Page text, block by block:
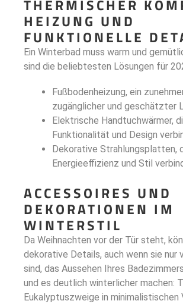
THERMISCHER
HEIZUNG UND
FUNKTIONELLE
Ein Winterbad muss warm und
sind die beliebtesten Lösungen für
Fußbodenheizung, ein
zugänglicher und geschätzter
Elektrische Handtuchwärmer,
Funktionalität und Design
Dekorative Strahlungsplatten,
Energieeffizienz und Stil
ACCESSOIRES UND
DEKORATIONEN IM
WINTERSTIL
Da Weihnachten vor der Tür steht,
dekorative Details, auch wenn sie nur
sind, das Aussehen Ihres
und es deutlich winterlicher machen:
Eukalyptuszweige in minimalistischen